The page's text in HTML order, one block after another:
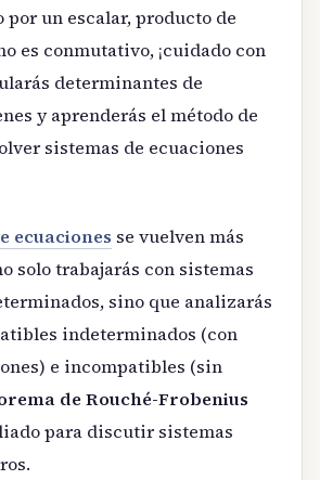
por un escalar, producto de
es conmutativo, ¡cuidado con
determinantes de
y aprenderás el método de
sistemas de ecuaciones
ecuaciones se vuelven más
solo trabajarás con sistemas
sino que analizarás
indeterminados (con
e incompatibles (sin
de Rouché-Frobenius
para discutir sistemas